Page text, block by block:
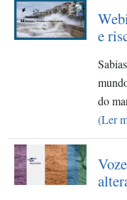
e
do
(Ler